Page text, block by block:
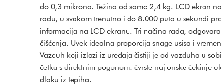
do 0,3 mikrona. Težina od samo 2,4 kg. LCD ekran
radu, u svakom trenutno i do 8.000 puta u sekundi
informacija na LCD ekranu. Tri načina rada,
čišćenja. Uvek idealna proporcija snage usisa i
Vazduh koji izlazi iz uređaja čistiji je od vazduha u
četka s direktnim pogonom: čvrste najlonske čekinje
dlaku iz tepiha.